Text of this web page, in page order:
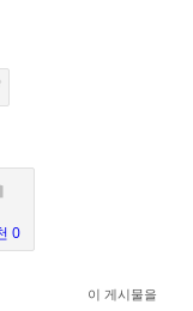
0
이 게시물을